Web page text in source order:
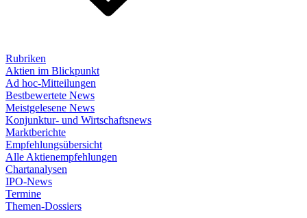
Rubriken
Aktien im Blickpunkt
Ad hoc-Mitteilungen
Bestbewertete News
Meistgelesene News
Konjunktur- und Wirtschaftsnews
Marktberichte
Empfehlungsübersicht
Alle Aktienempfehlungen
Chartanalysen
IPO-News
Termine
Themen-Dossiers